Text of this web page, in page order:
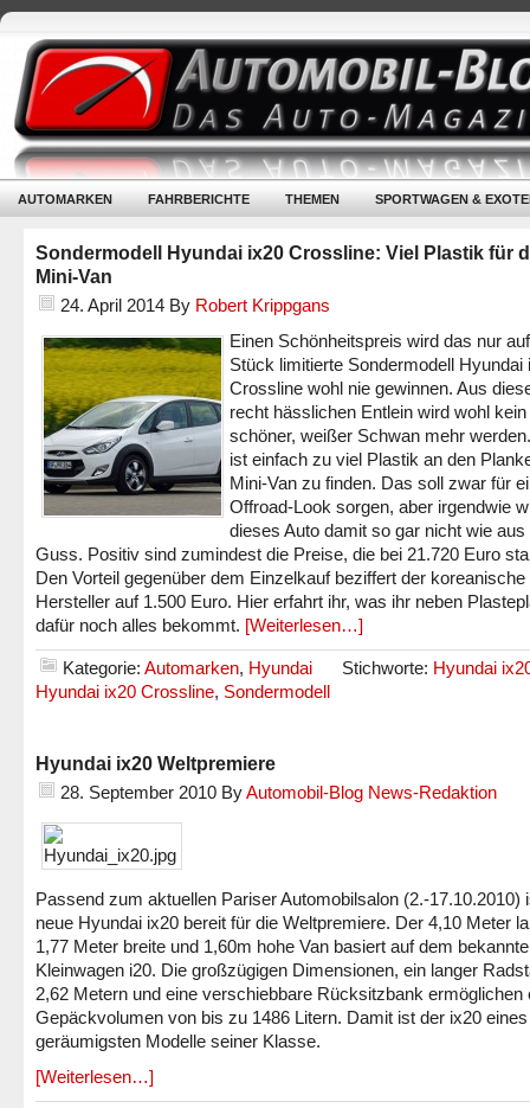
AUTOMARKEN FAHRBERICHTE THEMEN SPORTWAGEN &
Sondermodell Hyundai ix20 Crossline: Viel Plastik für
Mini-Van
24. April 2014 By Robert Krippgans
Einen Schönheitspreis wird das nur
Stück limitierte Sondermodell Hyundai
Crossline wohl nie gewinnen. Aus
recht hässlichen Entlein wird wohl kein
schöner, weißer Schwan mehr
ist einfach zu viel Plastik an den
Mini-Van zu finden. Das soll zwar für
Offroad-Look sorgen, aber irgendwie
dieses Auto damit so gar nicht wie aus
Guss. Positiv sind zumindest die Preise, die bei 21.720 Euro
Den Vorteil gegenüber dem Einzelkauf beziffert der koreanische
Hersteller auf 1.500 Euro. Hier erfahrt ihr, was ihr neben
dafür noch alles bekommt. [Weiterlesen…]
Kategorie: Automarken, Hyundai Stichworte: Hyundai
Hyundai ix20 Crossline, Sondermodell
Hyundai ix20 Weltpremiere
28. September 2010 ByAutomobil-Blog News-Redaktion
Passend zum aktuellen Pariser Automobilsalon (2.-17.10.2010)
neue Hyundai ix20 bereit für die Weltpremiere. Der 4,10 Meter
1,77 Meter breite und 1,60m hohe Van basiert auf dem
Kleinwagen i20. Die großzügigen Dimensionen, ein langer
2,62 Metern und eine verschiebbare Rücksitzbank ermöglichen
Gepäckvolumen von bis zu 1486 Litern. Damit ist der ix20
geräumigsten Modelle seiner Klasse.
[Weiterlesen…]